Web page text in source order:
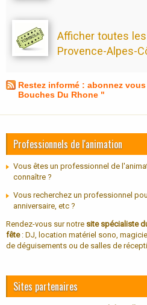
Afficher toutes les
Provence-Alpes-
Restez informé : abonnez
Bouches Du Rhone "
Professionnels de l'animation
Vous êtes un professionnel de
connaître ?
Vous recherchez un professionnel
anniversaire, etc ?
Rendez-vous sur notre site spécialiste
fête: DJ, location matériel sono,
de déguisements ou de salles de
Sites partenaires